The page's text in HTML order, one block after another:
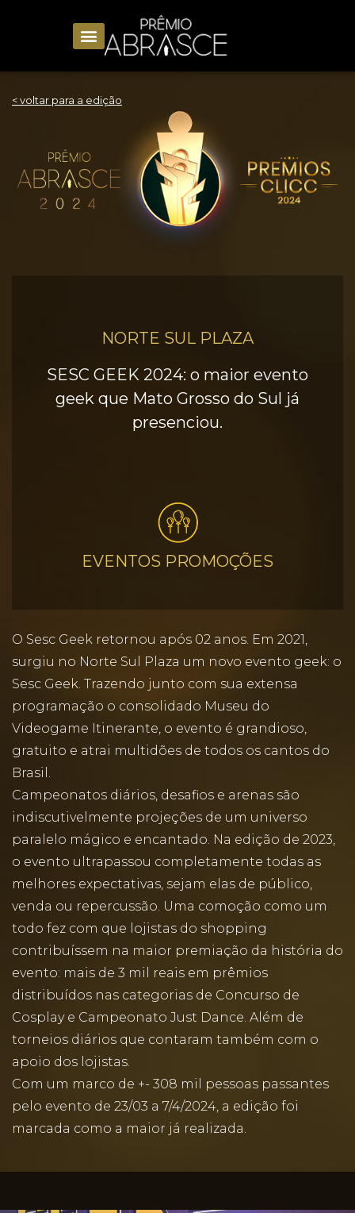
< voltar para a edição
NORTE SUL PLAZA
SESC GEEK 2024: o maior evento
geek que Mato Grosso do Sul já
presenciou.
EVENTOS PROMOÇÕES
O Sesc Geek retornou após 02 anos. Em 2021,
surgiu no Norte Sul Plaza um novo evento geek: o
Sesc Geek. Trazendo junto com sua extensa
programação o consolidado Museu do
Videogame Itinerante, o evento é grandioso,
gratuito e atrai multidões de todos os cantos do
Brasil.
Campeonatos diários, desafios e arenas são
indiscutivelmente projeções de um universo
paralelo mágico e encantado. Na edição de 2023,
o evento ultrapassou completamente todas as
melhores expectativas, sejam elas de público,
venda ou repercussão. Uma comoção como um
todo fez com que lojistas do shopping
contribuíssem na maior premiação da história do
evento: mais de 3 mil reais em prêmios
distribuídos nas categorias de Concurso de
Cosplay e Campeonato Just Dance. Além de
torneios diários que contaram também com o
apoio dos lojistas.
Com um marco de +- 308 mil pessoas passantes
pelo evento de 23/03 a 7/4/2024, a edição foi
marcada como a maior já realizada.